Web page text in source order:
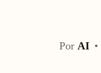
Por AI •